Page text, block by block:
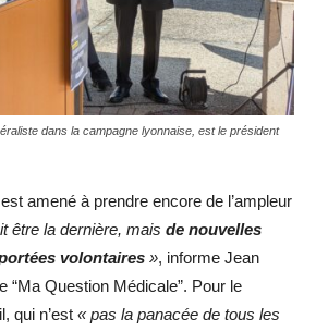
dans la campagne lyonnaise, est le président
amené à prendre encore de l’ampleur
être la dernière, mais de nouvelles
volontaires », informe Jean
“Ma Question Médicale”. Pour le
qui n’est « pas la panacée de tous les